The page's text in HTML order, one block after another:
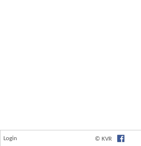
Login © KVR